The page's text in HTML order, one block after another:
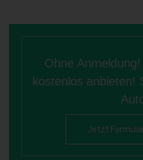
Ohne
kostenlos anbieten!
Jetzt